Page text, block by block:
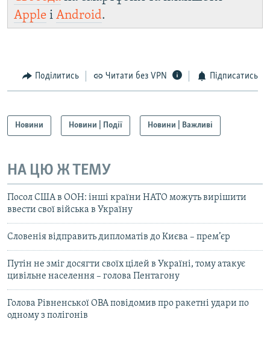
Apple і Android.
Поділитись Читати без VPN Підписатись
Новини Новини | Події Новини | Важливі
НА ЦЮ Ж ТЕМУ
Посол США в ООН: інші країни НАТО можуть вирішити
ввести свої війська в Україну
Словенія відправить дипломатів до Києва – прем’єр
Путін не зміг досягти своїх цілей в Україні, тому атакує
цивільне населення – голова Пентагону
Голова Рівненської ОВА повідомив про ракетні удари по
одному з полігонів